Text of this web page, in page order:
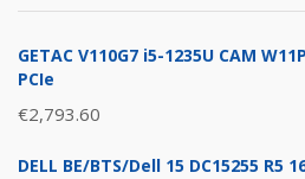
€1,561.54.€1,540.00.
GETAC V110G7 i5-1235U CAM
PCIe
€2,793.60
DELL BE/BTS/Dell 15 DC15255 R5